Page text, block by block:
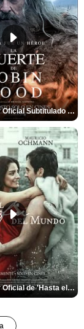
Primer Tráiler Oficial Subtitulado de 'La Muerte de Robin Hood'
Primer Tráiler Oficial de 'Hasta el fin del mundo'